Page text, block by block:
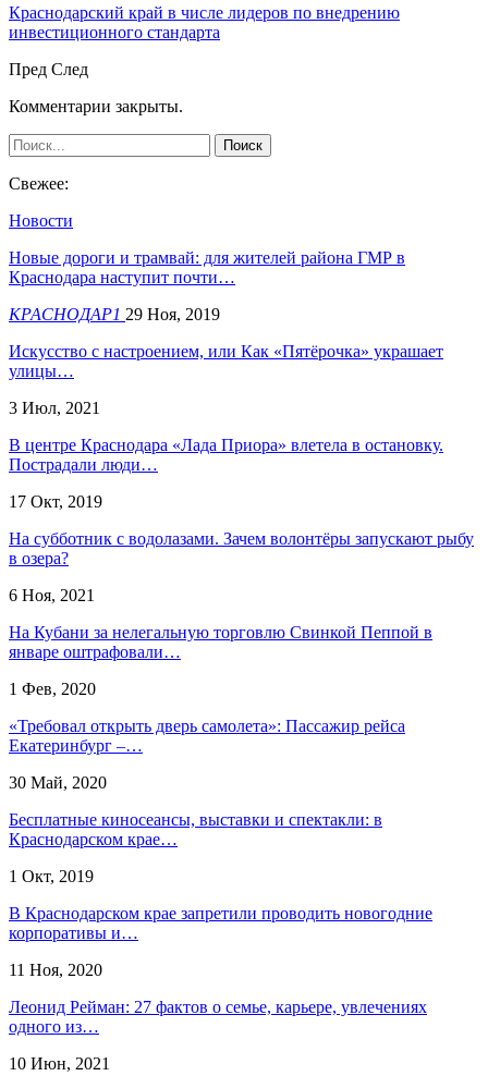
Краснодарский край в числе лидеров по внедрению
инвестиционного стандарта
Пред След
Комментарии закрыты.
Свежее:
Новости
Новые дороги и трамвай: для жителей района ГМР в
Краснодара наступит почти…
КРАСНОДАР1 29 Ноя, 2019
Искусство с настроением, или Как «Пятёрочка» украшает
улицы…
3 Июл, 2021
В центре Краснодара «Лада Приора» влетела в остановку.
Пострадали люди…
17 Окт, 2019
На субботник с водолазами. Зачем волонтёры запускают рыбу
в озера?
6 Ноя, 2021
На Кубани за нелегальную торговлю Свинкой Пеппой в
январе оштрафовали…
1 Фев, 2020
«Требовал открыть дверь самолета»: Пассажир рейса
Екатеринбург –…
30 Май, 2020
Бесплатные киносеансы, выставки и спектакли: в
Краснодарском крае…
1 Окт, 2019
В Краснодарском крае запретили проводить новогодние
корпоративы и…
11 Ноя, 2020
Леонид Рейман: 27 фактов о семье, карьере, увлечениях
одного из…
10 Июн, 2021